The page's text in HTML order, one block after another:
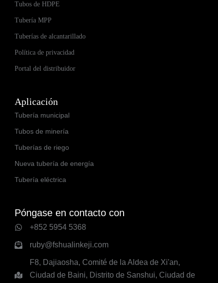
Tubos de HDPE
Tubería MPP
Tuberías de alcantarillado
Política de privacidad
Portal del distribuidor
Aplicación
Tubería municipal
Tubos de minería
Tuberías de riego
Nueva tubería de energía
Tubería eléctrica
Póngase en contacto con
+852 5954 5368
ruby@fshualinkeji.com
F8, Dajiaosha, Comité de la Aldea de Xi'an,
Ciudad de Baini, Distrito de Sanshui, Ciudad de